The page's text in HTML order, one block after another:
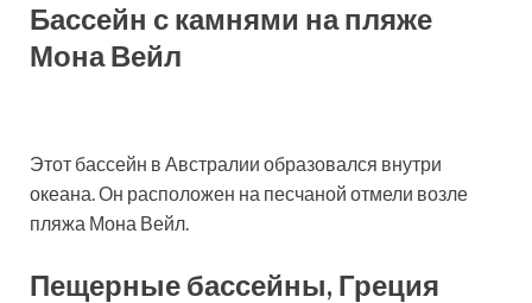
Бассейн с камнями на пляже
Мона Вейл
Этот бассейн в Австралии образовался внутри
океана. Он расположен на песчаной отмели возле
пляжа Мона Вейл.
Пещерные бассейны, Греция